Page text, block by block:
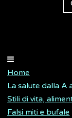
Home
La salute dalla A
Stili di vita,
Falsi miti e bufale